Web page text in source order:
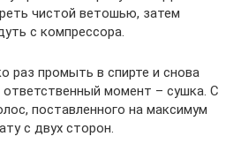
чистой ветошью, затем
с компрессора.
раз промыть в спирте и снова
момент – сушка. С
поставленного на максимум
с двух сторон.